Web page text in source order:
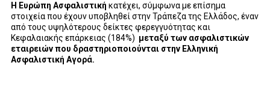
Η Ευρώπη Ασφαλιστική κατέχει, σύμφωνα με επίσημα
στοιχεία που έχουν υποβληθεί στην Τράπεζα της Ελλάδος, έναν
από τους υψηλότερους δείκτες φερεγγυότητας και
Κεφαλαιακής επάρκειας (184%) μεταξύ των ασφαλιστικών
εταιρειών που δραστηριοποιούνται στην Ελληνική
Ασφαλιστική Αγορά.